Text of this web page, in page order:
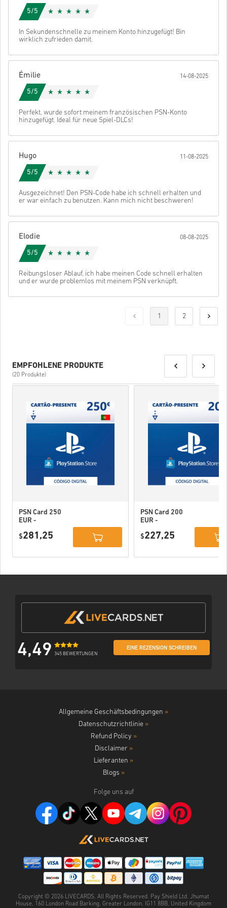
Schau dir die kurze Anleitung oben an oder folge den Schritten
unten 👇
• Wähle dein Produkt
• Gib deine E-Mail-Adresse ein
• Schließe deine Bestellung ab
Danach erhältst du eine E-Mail mit einem sicheren Link zu deinem
Code.
Downloadbarer Inhalt oder DLC Produkte – Du musst das
Original Basisspiel haben um diese Erweiterung spielen zu
können.
Für einige Produkte erhalten Sie möglicherweise mehr als
einen Code.
Stornieren Abschicken
5/5
In Sekundenschnelle zu meinem Konto hinzugefügt! Bin
wirklich zufrieden damit.
Émilie 14-08-2025
5/5
Perfekt, wurde sofort meinem französischen PSN-Konto
hinzugefügt. Ideal für neue Spiel-DLCs!
Hugo 11-08-2025
5/5
Ausgezeichnet! Den PSN-Code habe ich schnell erhalten und
er war einfach zu benutzen. Kann mich nicht beschweren!
Elodie 08-08-2025
5/5
Reibungsloser Ablauf, ich habe meinen Code schnell erhalten
und er wurde problemlos mit meinem PSN verknüpft.
1 2
EMPFOHLENE PRODUKTE
(20 Produkte)
PSN Card 250
EUR -
Network
$281,25
PSN Card 200
EUR -
Network
$227,25
4,49 345 BEWERTUNGEN
EINE REZENSION SCHREIBEN
Allgemeine Geschäftsbedingungen »
Datenschutzrichtlinie »
Refund Policy »
Disclaimer »
Lieferanten »
Blogs »
Folge uns auf
Copyright © 2026 LIVECARDS. All Rights Reserved. Pay Shield Ltd. Jhumat
House, 160 London Road Barking, Greater London, IG11 8BB, United Kingdom